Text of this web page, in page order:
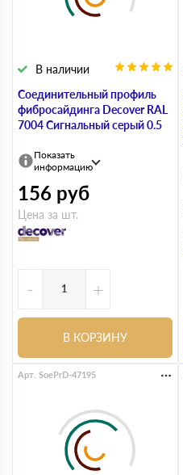
Соединительный профиль
фибросайдинга Decover RAL
7004 Сигнальный серый 0.5
В наличии
Показать
информацию
156 руб
Цена за шт.
- +
В КОРЗИНУ
Арт. SoePrD-47195